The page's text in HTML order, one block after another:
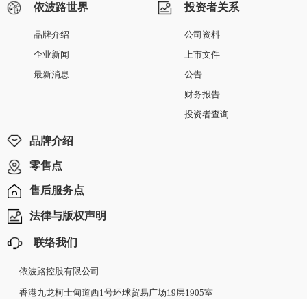
依波路世界
品牌介绍
企业新闻
最新消息
投资者关系
公司资料
上市文件
公告
财务报告
投资者查询
品牌介绍
零售点
售后服务点
法律与版权声明
联络我们
依波路控股有限公司
香港九龙柯士甸道西1号环球贸易广场19层1905室